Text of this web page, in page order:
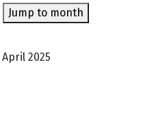
Jump to month
2025